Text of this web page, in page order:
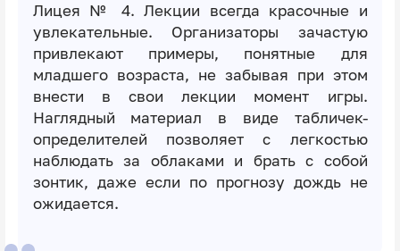
Лицея № 4. Лекции всегда красочные и
увлекательные. Организаторы зачастую
привлекают примеры, понятные для
младшего возраста, не забывая при этом
внести в свои лекции момент игры.
Наглядный материал в виде табличек-
определителей позволяет с легкостью
наблюдать за облаками и брать с собой
зонтик, даже если по прогнозу дождь не
ожидается.